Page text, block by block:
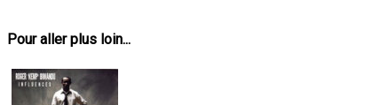
Pour aller plus loin...